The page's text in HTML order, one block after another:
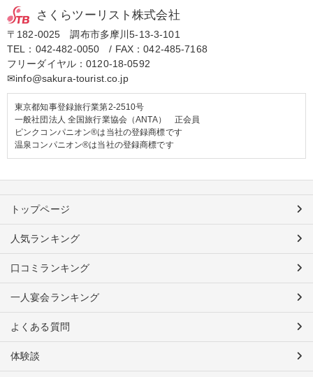
さくらツーリスト株式会社
〒182-0025 調布市多摩川5-13-3-101
TEL： 042-482-0050 / FAX：042-485-7168
フリーダイヤル：0120-18-0592
✉info@sakura-tourist.co.jp
東京都知事登録旅行業第2-2510号
一般社団法人 全国旅行業協会（ANTA） 正会員
ピンクコンパニオン®は当社の登録商標です
温泉コンパニオン®は当社の登録商標です
トップページ
人気ランキング
口コミランキング
一人宴会ランキング
よくある質問
体験談